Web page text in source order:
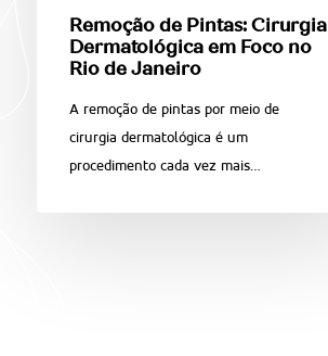
Remoção de Pintas: Cirurgia
Dermatológica em Foco no
Rio de Janeiro
A remoção de pintas por meio de
cirurgia dermatológica é um
procedimento cada vez mais…